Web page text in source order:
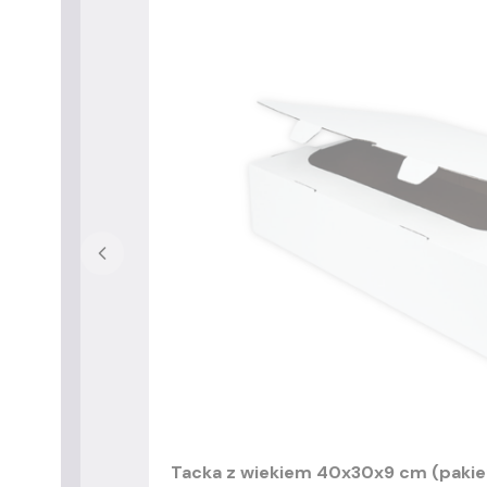
Tacka z wiekiem 40x30x9 cm